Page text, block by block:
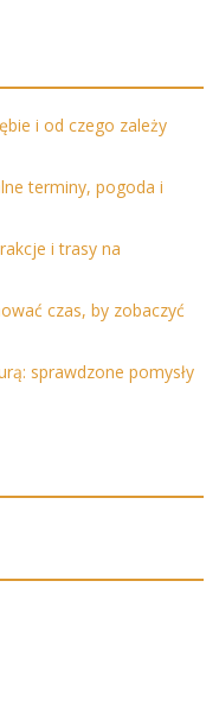
i od czego zależy
terminy, pogoda i
i trasy na
czas, by zobaczyć
sprawdzone pomysły